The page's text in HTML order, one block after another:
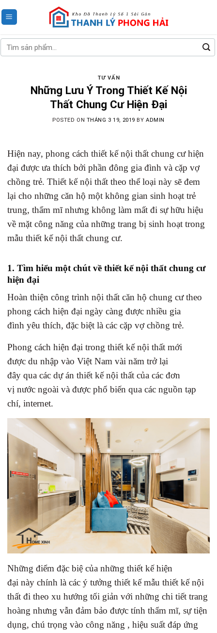
to
Tìm
kiếm:
TƯ VẤN
Những Lưu Ý Trong Thiết Kế Nội
Thất Chung Cư Hiện Đại
POSTED ON THÁNG 3 19, 2019 BY ADMIN
Hiện nay, phong cách thiết kế nội thất chung cư hiện
đại được ưa thích bởi phần đông gia đình và cặp vợ
chồng trẻ. Thiết kế nội thất theo thể loại này sẽ đem
lại cho những căn hộ một không gian sinh hoạt trẻ
trung, thẩm mĩ nhưng không làm mất đi sự hữu hiệu
về mặt công năng của những trang bị sinh hoạt trong
mẫu thiết kế nội thất chung cư.
1. Tìm hiểu một chút về thiết kế nội thất chung cư
hiện đại
Hoàn thiện công trình nội thất căn hộ chung cư theo
phong cách hiện đại ngày càng được nhiều gia
đình yêu thích, đặc biệt là các cặp vợ chồng trẻ.
Phong cách hiện đại trong thiết kế nội thất mới
được du nhập vào Việt Nam vài năm trở lại
đây qua các dự án thiết kế nội thất của các đơn
vị nước ngoài và được phổ biến qua các nguồn tạp
chí, internet.
Những điểm đặc biệ của những thiết kế hiện
đại này chính là các ý tưởng thiết kế mẫu thiết kế nội
thất đi theo xu hướng tối giản với những chi tiết trang
hoàng nhưng vẫn đảm bảo được tính thẩm mĩ, sự tiện
dụng, chú trọng vào công năng , hiệu suất đáp ứng